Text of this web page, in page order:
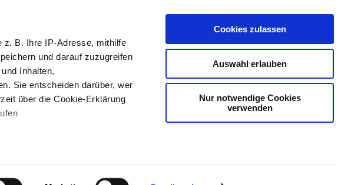
z. B. Ihre IP-Adresse, mithilfe
und darauf zuzugreifen
Inhalten,
Sie entscheiden darüber, wer
über die Cookie-Erklärung
identifizieren
Cookies zulassen
Auswahl erlauben
Nur notwendige Cookies
verwenden
-Medien-Methodik und
auf teachSam